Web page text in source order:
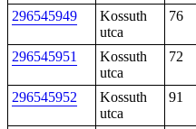
296545949
Kossuth
utca
76
296545951
Kossuth
utca
72
296545952
Kossuth
utca
91